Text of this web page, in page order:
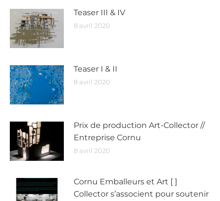
Teaser III & IV
8 avril 2020
Teaser I & II
8 avril 2020
Prix de production Art-Collector //
Entreprise Cornu
8 avril 2020
Cornu Emballeurs et Art [ ]
Collector s’associent pour soutenir